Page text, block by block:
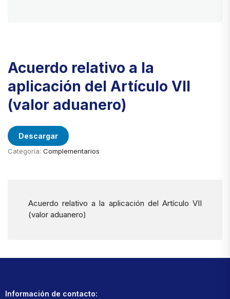
Acuerdo relativo a la
aplicación del Artículo VII
(valor aduanero)
Descargar
Categoría: Complementarios
Acuerdo relativo a la aplicación del Artículo VII
(valor aduanero)
Información de contacto: